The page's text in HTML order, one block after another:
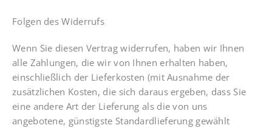
Folgen des Widerrufs
Wenn Sie diesen Vertrag widerrufen, haben wir Ihnen
alle Zahlungen, die wir von Ihnen erhalten haben,
einschließlich der Lieferkosten (mit Ausnahme der
zusätzlichen Kosten, die sich daraus ergeben, dass Sie
eine andere Art der Lieferung als die von uns
angebotene, günstigste Standardlieferung gewählt